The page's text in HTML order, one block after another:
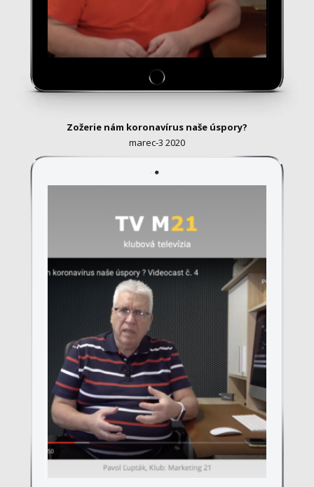
Zožerie nám koronavírus naše úspory?
marec-3 2020